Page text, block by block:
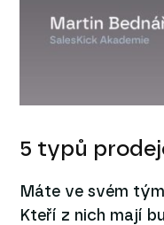
5 typů
Máte ve svém
Kteří z nich mají